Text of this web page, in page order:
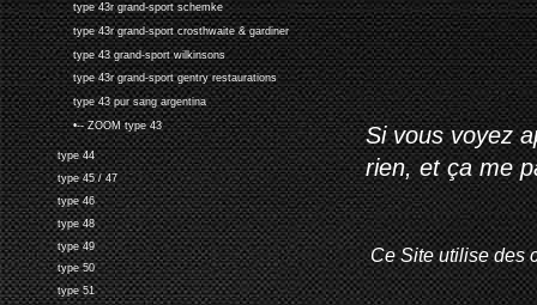
type 43r grand-sport schemke
type 43r grand-sport crosthwaite & gardiner
type 43 grand-sport wilkinsons
type 43r grand-sport gentry restaurations
type 43 pur sang argentina
•-- ZOOM type 43
type 44
type 45 / 47
type 46
type 48
type 49
type 50
type 51
Si vous voyez
rien, et ça me
Ce Site utilise des